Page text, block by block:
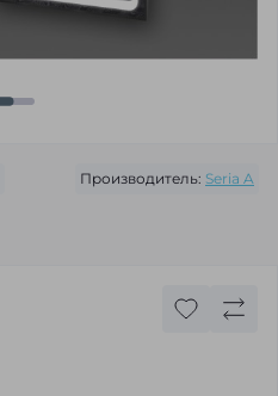
Производитель: Seria A